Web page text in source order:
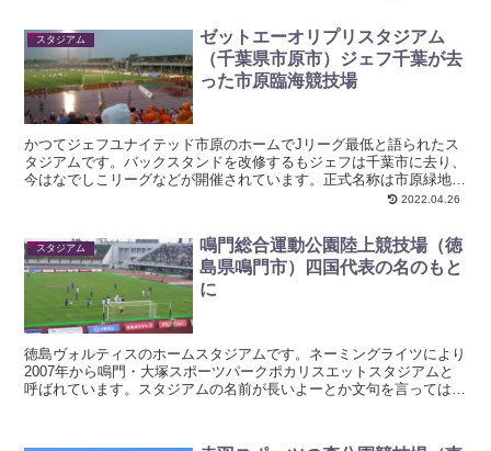
スタジアム
ゼットエーオリプリスタジアム
（千葉県市原市）ジェフ千葉が去
った市原臨海競技場
かつてジェフユナイテッド市原のホームでJリーグ最低と語られたス
タジアムです。バックスタンドを改修するもジェフは千葉市に去り、
今はなでしこリーグなどが開催されています。正式名称は市原緑地運
動公園臨海競技場です。住所千葉県市原市岩崎５３６アクセ...2022.04.26
スタジアム
鳴門総合運動公園陸上競技場（徳
島県鳴門市）四国代表の名のもと
に
徳島ヴォルティスのホームスタジアムです。ネーミングライツにより
2007年から鳴門・大塚スポーツパークポカリスエットスタジアムと
呼ばれています。スタジアムの名前が長いよーとか文句を言ってはい